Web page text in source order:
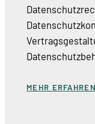
MEHR ERFAHREN